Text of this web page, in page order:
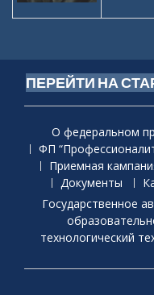
ПЕРЕЙТИ НА
О федеральном
ФП
Приемная
Документы
Государственное
технологический